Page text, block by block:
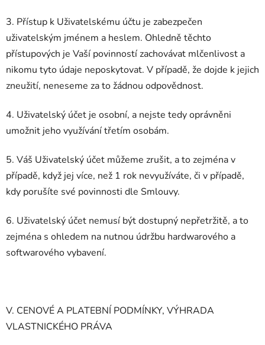
3. Přístup k Uživatelskému účtu je zabezpečen
uživatelským jménem a heslem. Ohledně těchto
přístupových je Vaší povinností zachovávat mlčenlivost a
nikomu tyto údaje neposkytovat. V případě, že dojde k jejich
zneužití, neneseme za to žádnou odpovědnost.
4. Uživatelský účet je osobní, a nejste tedy oprávněni
umožnit jeho využívání třetím osobám.
5. Váš Uživatelský účet můžeme zrušit, a to zejména v
případě, když jej více, než 1 rok nevyužíváte, či v případě,
kdy porušíte své povinnosti dle Smlouvy.
6. Uživatelský účet nemusí být dostupný nepřetržitě, a to
zejména s ohledem na nutnou údržbu hardwarového a
softwarového vybavení.
V. CENOVÉ A PLATEBNÍ PODMÍNKY, VÝHRADA
VLASTNICKÉHO PRÁVA